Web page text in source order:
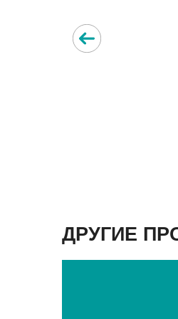
ДРУГИЕ